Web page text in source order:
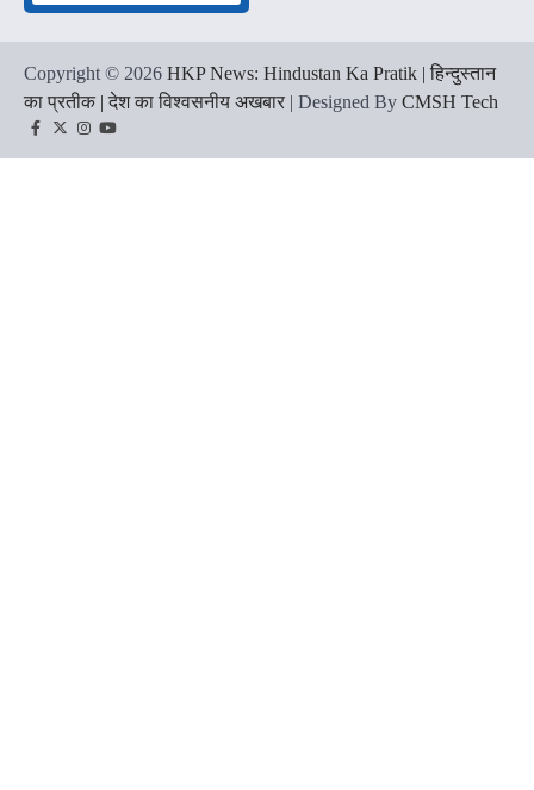
Copyright © 2026 HKP News: Hindustan Ka Pratik | हिन्दुस्तान
का प्रतीक | देश का विश्वसनीय अखबार | Designed By CMSH Tech
Facebook
TwitterInstagram
YouTube